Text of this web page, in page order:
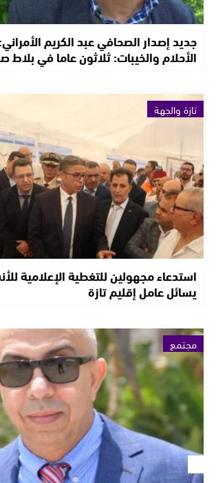
جديد إصدار الصحافي عبد الكريم
الأحلام والخيبات: ثلاثون عاما في بلاط
تازة والجهة
استدعاء مجهولين للتغطية الإعلامية
يسائل عامل إقليم تازة
مجتمع